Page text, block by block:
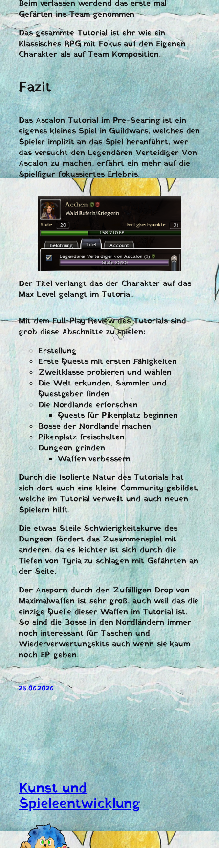
Beim verlassen werdend das erste mal
Gefärten ins Team genommen
Das gesammte Tutorial ist ehr wie ein
Klassisches RPG mit Fokus auf den Eigenen
Charakter als auf Team Komposition.
Fazit
Das Ascalon Tutorial im Pre-Searing ist ein
eigenes kleines Spiel in Guildwars, welches den
Spieler implizit an das Spiel heranführt, wer
das versucht den Legendären Verteidiger Von
Ascalon zu machen, erfährt ein mehr auf die
Spielfigur fokussiertes Erlebnis.
Der Titel verlangt das der Charakter auf das
Max Level gelangt im Tutorial.
Mit dem Full-Play Review des Tutorials sind
grob diese Abschnitte zu spielen:
Erstellung
Erste Quests mit ersten Fähigkeiten
Zweitklasse probieren und wählen
Die Welt erkunden, Sammler und
Questgeber finden
Die Nordlande erforschen
Quests für Pikenplatz beginnen
Bosse der Nordlande machen
Pikenplatz freischalten
Dungeon grinden
Waffen verbessern
Durch die Isolierte Natur des Tutorials hat
sich dort auch eine kleine Community gebildet,
welche im Tutorial verweilt und auch neuen
Spielern hilft.
Die etwas Steile Schwierigkeitskurve des
Dungeon fördert das Zusammenspiel mit
anderen, da es leichter ist sich durch die
Tiefen von Tyria zu schlagen mit Gefährten an
der Seite.
Der Ansporn durch den Zufälligen Drop von
Maximalwaffen ist sehr groß, auch weil das die
einzige Quelle dieser Waffen im Tutorial ist.
So sind die Bosse in den Nordländern immer
noch interessant für Taschen und
Wiederverwertungskits auch wenn sie kaum
noch EP geben.
25.06.2026
Kunst und
Spieleentwicklung